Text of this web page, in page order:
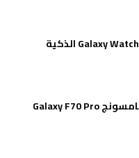
مواصفات هاتف سامسونج Galaxy F70 Pro